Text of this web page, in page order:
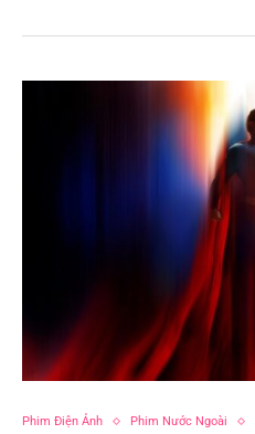
Phim Điện Ảnh Phim Nước Ngoài